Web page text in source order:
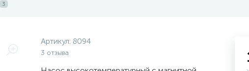
3
Артикул: 8094
3 отзыва